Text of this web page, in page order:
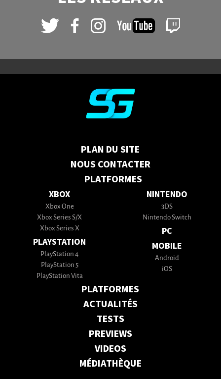
PLAN DU SITE
NOUS CONTACTER
PLATFORMES
XBOX
Xbox One
Xbox Series S/X
Xbox Series X
PLAYSTATION
PlayStation 4
PlayStation 5
PlayStation Vita
NINTENDO
3DS
Nintendo Switch
PC
MOBILE
Android
iOS
PLATFORMES
ACTUALITÉS
TESTS
PREVIEWS
VIDEOS
MÉDIATHÈQUE